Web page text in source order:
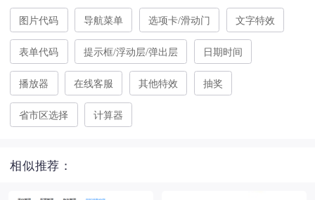
图片代码 导航菜单 选项卡/滑动门 文字特效
表单代码 提示框/浮动层/弹出层 日期时间
播放器 在线客服 其他特效 抽奖
省市区选择 计算器
相似推荐：